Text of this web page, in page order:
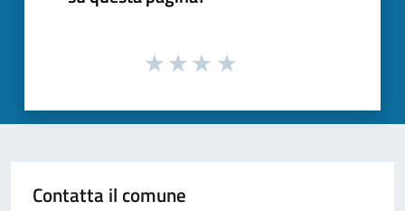
Contatta il comune